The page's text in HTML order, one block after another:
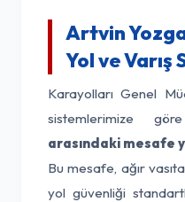
Artvin
Yol ve Varış
Karayolları Genel
sistemlerimize
arasındaki mesafe
Bu mesafe, ağır vasıta
yol güvenliği